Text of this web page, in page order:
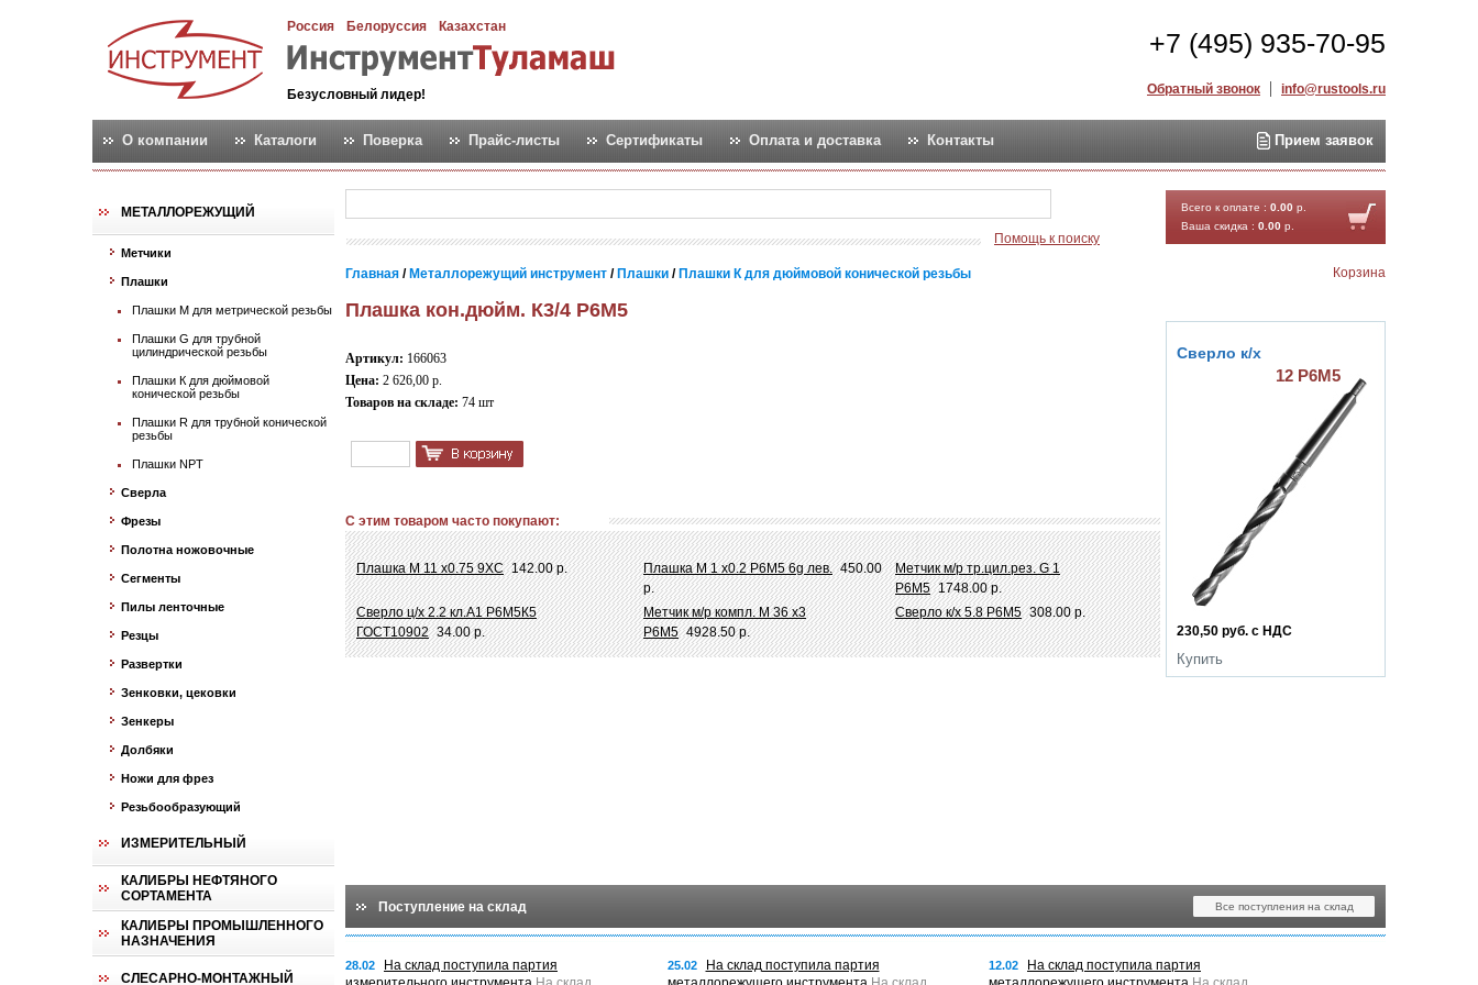
Россия Белоруссия Казахстан
Безусловный лидер!
+7 (495) 935-70-95
Обратный звонок info@rustools.ru
О компании Каталоги Поверка Прайс-листы Сертификаты Оплата и доставка Контакты Прием заявок
МЕТАЛЛОРЕЖУЩИЙ
Метчики
Плашки
Плашки М для метрической резьбы
Плашки G для трубной
цилиндрической резьбы
Плашки К для дюймовой
конической резьбы
Плашки R для трубной конической
резьбы
Плашки NPT
Сверла
Фрезы
Полотна ножовочные
Сегменты
Пилы ленточные
Резцы
Развертки
Зенковки, цековки
Зенкеры
Долбяки
Ножи для фрез
Резьбообразующий
ИЗМЕРИТЕЛЬНЫЙ
КАЛИБРЫ НЕФТЯНОГО
СОРТАМЕНТА
КАЛИБРЫ ПРОМЫШЛЕННОГО
НАЗНАЧЕНИЯ
СЛЕСАРНО-МОНТАЖНЫЙ
Помощь к поиску
Всего к оплате : 0.00 р.
Ваша скидка : 0.00 р.
Корзина
Главная / Металлорежущий инструмент / Плашки / Плашки К для дюймовой конической резьбы
Плашка кон.дюйм. К3/4 Р6М5
Артикул: 166063
Цена: 2 626,00 р.
Товаров на складе: 74 шт
С этим товаром часто покупают:
Плашка М 11 х0.75 9ХС 142.00 р. Плашка М 1 х0.2 Р6М5 6g лев. 450.00
р.
Метчик м/р тр.цил.рез. G 1
Р6М5 1748.00 р.
Сверло ц/х 2.2 кл.А1 Р6М5К5
ГОСТ10902 34.00 р.
Метчик м/р компл. М 36 х3
Р6М5 4928.50 р.
Сверло к/х 5.8 Р6М5 308.00 р.
230,50 руб. с НДС
Купить
Сверло к/х
12 Р6М5
Поступление на склад Все поступления на склад
28.02
На склад поступила партия
25.02
На склад поступила партия
12.02
На склад поступила партия